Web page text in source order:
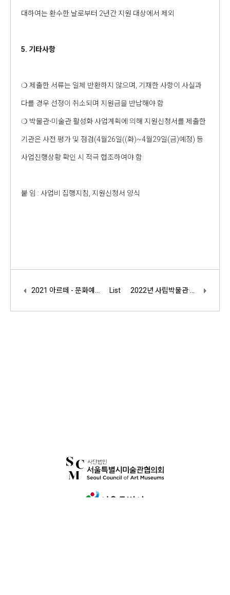
대하여는 환수한 날로부터 2년간 지원 대상에서 제외
5. 기타사항
❍ 제출한 서류는 일체 반환하지 않으며, 기재한 사항이 사실과
다를 경우 선정이 취소되며 지원금을 반납해야 함
❍ 박물관‧미술관 활성화 사업계획에 의해 지원신청서를 제출한
기관은 사전 평가 및 점검(4월26일((화)~4월29일(금)예정) 등
사업진행상황 확인 시 적극 협조하여야 함
붙 임 : 사업비 집행지침, 지원신청서 양식
List
2021 아르떼 - 문화예술교육사 실습처 신청 접수 안내 2022년 사립박물관·미술관 온라인 콘텐츠 제작 지원 사업 공고